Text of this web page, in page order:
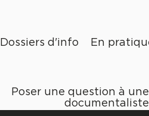
Dossiers d'info En
Poser une question à une
documentaliste